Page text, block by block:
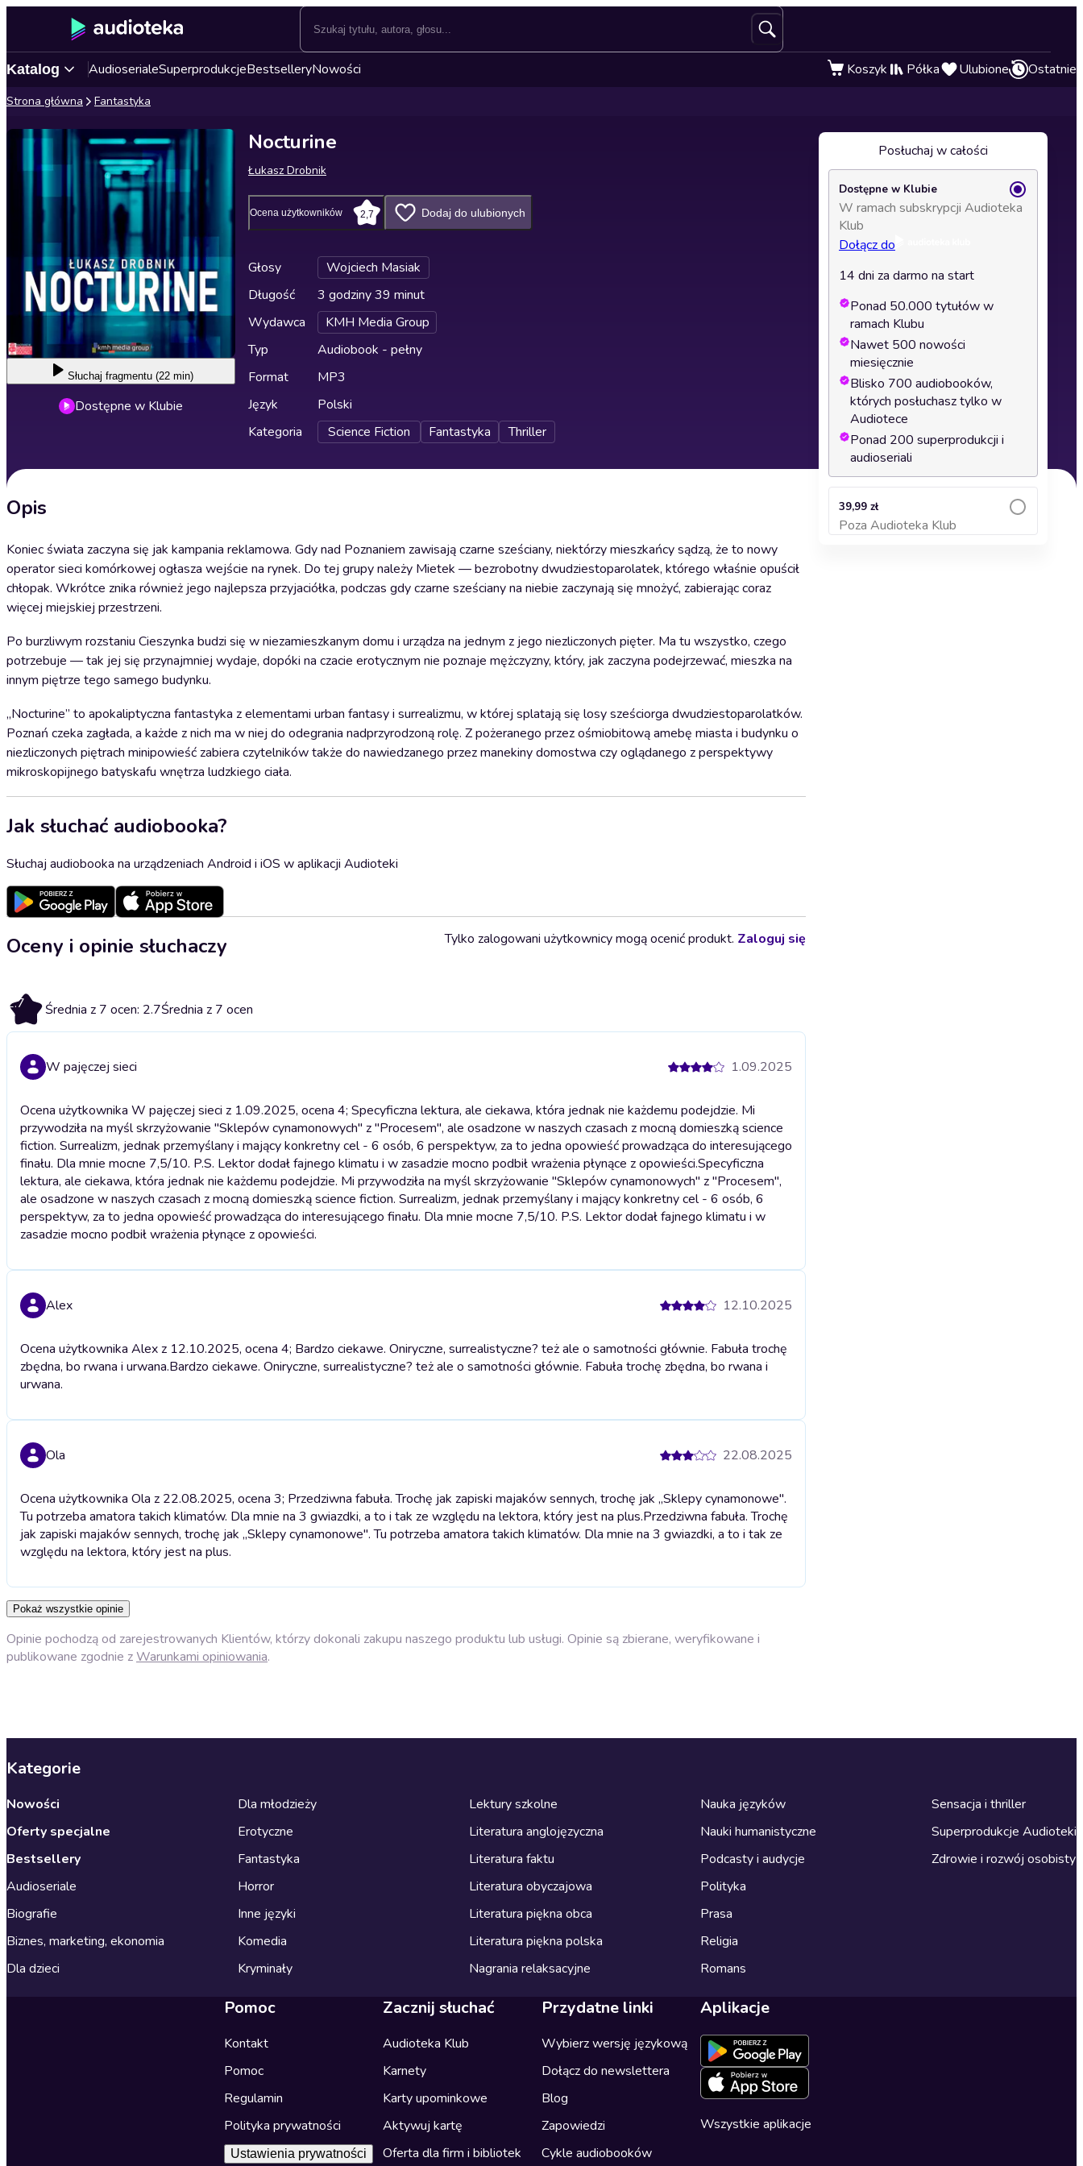
Katalog AudioserialeSuperprodukcjeBestselleryNowości Koszyk Półka Ulubione Ostatnie
Strona główna Fantastyka
Słuchaj fragmentu (22 min)
Dostępne w Klubie
Nocturine
Łukasz Drobnik
Ocena użytkowników 2,7 Dodaj do ulubionych
Głosy
Wojciech Masiak
Długość
3 godziny 39 minut
Wydawca
KMH Media Group
Typ
Audiobook - pełny
Format
MP3
Język
Polski
Kategoria
Science Fiction Fantastyka Thriller
Opis
Koniec świata zaczyna się jak kampania reklamowa. Gdy nad Poznaniem zawisają czarne sześciany, niektórzy mieszkańcy sądzą, że to nowy
operator sieci komórkowej ogłasza wejście na rynek. Do tej grupy należy Mietek — bezrobotny dwudziestoparolatek, którego właśnie opuścił
chłopak. Wkrótce znika również jego najlepsza przyjaciółka, podczas gdy czarne sześciany na niebie zaczynają się mnożyć, zabierając coraz
więcej miejskiej przestrzeni.
Po burzliwym rozstaniu Cieszynka budzi się w niezamieszkanym domu i urządza na jednym z jego niezliczonych pięter. Ma tu wszystko, czego
potrzebuje — tak jej się przynajmniej wydaje, dopóki na czacie erotycznym nie poznaje mężczyzny, który, jak zaczyna podejrzewać, mieszka na
innym piętrze tego samego budynku.
„Nocturine” to apokaliptyczna fantastyka z elementami urban fantasy i surrealizmu, w której splatają się losy sześciorga dwudziestoparolatków.
Poznań czeka zagłada, a każde z nich ma w niej do odegrania nadprzyrodzoną rolę. Z pożeranego przez ośmiobitową amebę miasta i budynku o
niezliczonych piętrach minipowieść zabiera czytelników także do nawiedzanego przez manekiny domostwa czy oglądanego z perspektywy
mikroskopijnego batyskafu wnętrza ludzkiego ciała.
Jak słuchać audiobooka?
Słuchaj audiobooka na urządzeniach Android i iOS w aplikacji Audioteki
Oceny i opinie słuchaczy
2.7 Średnia z 7 ocen: 2.7Średnia z 7 ocen
Tylko zalogowani użytkownicy mogą ocenić produkt. Zaloguj się
W pajęczej sieci 1.09.2025
Ocena użytkownika W pajęczej sieci z 1.09.2025, ocena 4; Specyficzna lektura, ale ciekawa, która jednak nie każdemu podejdzie. Mi
przywodziła na myśl skrzyżowanie "Sklepów cynamonowych" z "Procesem", ale osadzone w naszych czasach z mocną domieszką science
fiction. Surrealizm, jednak przemyślany i mający konkretny cel - 6 osób, 6 perspektyw, za to jedna opowieść prowadząca do interesującego
finału. Dla mnie mocne 7,5/10. P.S. Lektor dodał fajnego klimatu i w zasadzie mocno podbił wrażenia płynące z opowieści.Specyficzna
lektura, ale ciekawa, która jednak nie każdemu podejdzie. Mi przywodziła na myśl skrzyżowanie "Sklepów cynamonowych" z "Procesem",
ale osadzone w naszych czasach z mocną domieszką science fiction. Surrealizm, jednak przemyślany i mający konkretny cel - 6 osób, 6
perspektyw, za to jedna opowieść prowadząca do interesującego finału. Dla mnie mocne 7,5/10. P.S. Lektor dodał fajnego klimatu i w
zasadzie mocno podbił wrażenia płynące z opowieści.
Alex 12.10.2025
Ocena użytkownika Alex z 12.10.2025, ocena 4; Bardzo ciekawe. Oniryczne, surrealistyczne? też ale o samotności głównie. Fabuła trochę
zbędna, bo rwana i urwana.Bardzo ciekawe. Oniryczne, surrealistyczne? też ale o samotności głównie. Fabuła trochę zbędna, bo rwana i
urwana.
Ola 22.08.2025
Ocena użytkownika Ola z 22.08.2025, ocena 3; Przedziwna fabuła. Trochę jak zapiski majaków sennych, trochę jak ,,Sklepy cynamonowe".
Tu potrzeba amatora takich klimatów. Dla mnie na 3 gwiazdki, a to i tak ze względu na lektora, który jest na plus.Przedziwna fabuła. Trochę
jak zapiski majaków sennych, trochę jak ,,Sklepy cynamonowe". Tu potrzeba amatora takich klimatów. Dla mnie na 3 gwiazdki, a to i tak ze
względu na lektora, który jest na plus.
Pokaż wszystkie opinie
Opinie pochodzą od zarejestrowanych Klientów, którzy dokonali zakupu naszego produktu lub usługi. Opinie są zbierane, weryfikowane i
publikowane zgodnie zWarunkami opiniowania.
Posłuchaj w całości
Dostępne w Klubie
W ramach subskrypcji Audioteka
Klub
Dołącz do
14 dni za darmo na start
Ponad 50.000 tytułów w
ramach Klubu
Nawet 500 nowości
miesięcznie
Blisko 700 audiobooków,
których posłuchasz tylko w
Audiotece
Ponad 200 superprodukcji i
audioseriali
39,99 zł
Poza Audioteka Klub
Dodaj do koszyka
Kategorie
Nowości
Oferty specjalne
Bestsellery
Audioseriale
Biografie
Biznes, marketing, ekonomia
Dla dzieci
Dla młodzieży
Erotyczne
Fantastyka
Horror
Inne języki
Komedia
Kryminały
Lektury szkolne
Literatura anglojęzyczna
Literatura faktu
Literatura obyczajowa
Literatura piękna obca
Literatura piękna polska
Nagrania relaksacyjne
Nauka języków
Nauki humanistyczne
Podcasty i audycje
Polityka
Prasa
Religia
Romans
Sensacja i thriller
Superprodukcje Audioteki
Zdrowie i rozwój osobisty
Pomoc
Kontakt
Pomoc
Regulamin
Polityka prywatności
Ustawienia prywatności
Zacznij słuchać
Audioteka Klub
Karnety
Karty upominkowe
Aktywuj kartę
Oferta dla firm i bibliotek
Przydatne linki
Wybierz wersję językową
Dołącz do newslettera
Blog
Zapowiedzi
Cykle audiobooków
Aplikacje
Wszystkie aplikacje